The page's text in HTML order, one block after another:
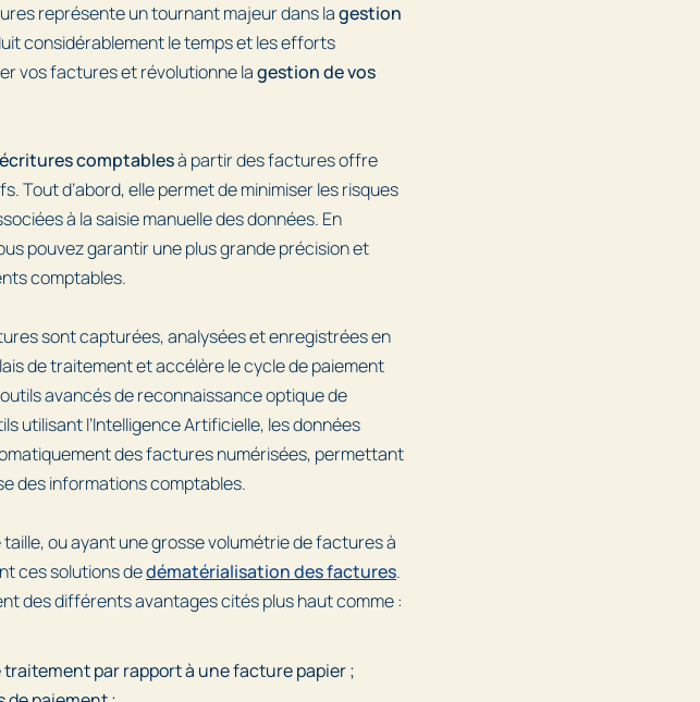
représente un tournant majeur dans lagestion
considérablement le temps et les efforts
vos factures et révolutionne lagestion de vos
écritures comptablesà partir des factures offre
Tout d’abord, elle permet de minimiser les risques
à la saisie manuelle des données. En
pouvez garantir une plus grande précision et
comptables.
sont capturées, analysées et enregistrées en
de traitement et accélère le cycle de paiement
avancés de reconnaissance optique de
utilisant l’Intelligence Artificielle, les données
des factures numérisées, permettant
des informations comptables.
ou ayant une grosse volumétrie de factures à
ces solutions dedématérialisation des factures.
des différents avantages cités plus haut comme :
par rapport à une facture papier ;